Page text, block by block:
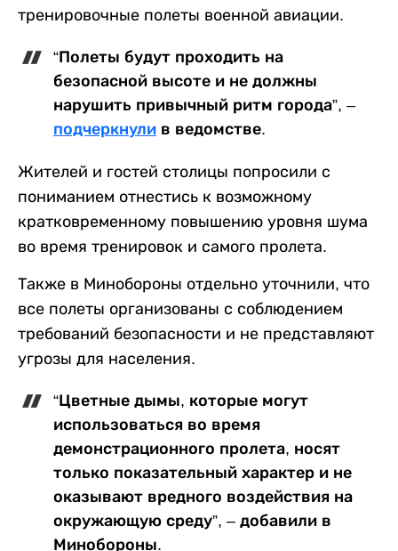
тренировочные полеты военной авиации.
“Полеты будут проходить на
безопасной высоте и не должны
нарушить привычный ритм города”, –
подчеркнули в ведомстве.
Жителей и гостей столицы попросили с
пониманием отнестись к возможному
кратковременному повышению уровня шума
во время тренировок и самого пролета.
Также в Минобороны отдельно уточнили, что
все полеты организованы с соблюдением
требований безопасности и не представляют
угрозы для населения.
“Цветные дымы, которые могут
использоваться во время
демонстрационного пролета, носят
только показательный характер и не
оказывают вредного воздействия на
окружающую среду”, – добавили в
Минобороны.